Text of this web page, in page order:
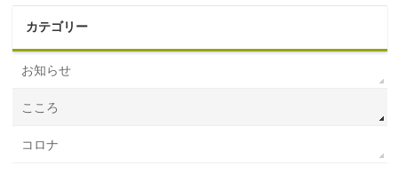
カテゴリー
お知らせ
こころ
コロナ